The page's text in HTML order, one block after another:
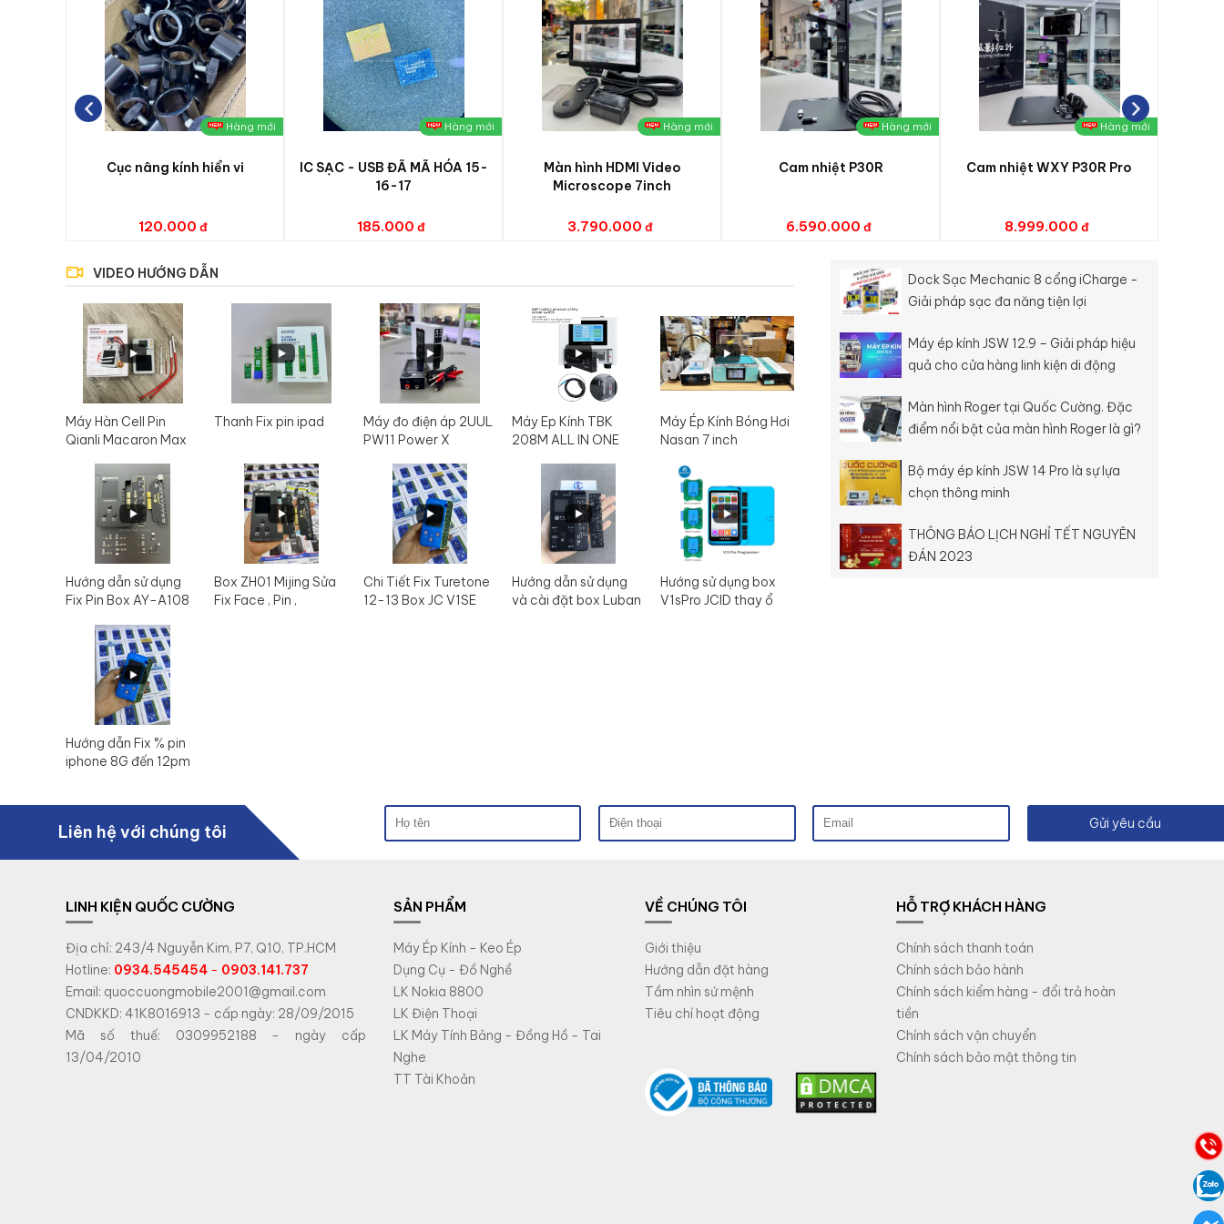
09H00 ĐẾN 14H00 NGÀY CHỦ NHẬT
THỜI GIAN BẢO HÀNH TỪ 12H00 CÁC NGÀY TRONG TUẦN TRỪ CÁC NGÀY NGHỈ VÀ NGÀY LỄ
Quốc Cường Mobile hi vọng rằng sẽ giúp quý cửa hàng giảm được nhiều chi phí tiết kiệm thời gian và tiền bạc đê Quốc Cường và quý cửa hàng hợp tác dài lâu và phát
triển hơn !
Hàng mới
Cục nâng kính hiển vi
120.000
Hàng mới
IC SẠC - USB ĐÃ MÃ HÓA 15-
16-17
185.000
Hàng mới
Màn hình HDMI Video
Microscope 7inch
3.790.000
Hàng mới
Cam nhiệt P30R
6.590.000
Hàng mới
Cam nhiệt WXY P30R Pro
8.999.000
VIDEO HƯỚNG DẪN
Máy Hàn Cell Pin
Qianli Macaron Max
Thanh Fix pin ipad
Máy đo điện áp 2UUL
PW11 Power X
Máy Ep Kính TBK
208M ALL IN ONE
Máy Ép Kính Bóng Hơi
Nasan 7 inch
Hướng dẫn sử dụng
Fix Pin Box AY-A108
nhất 2023
Box ZH01 Mijing Sửa
Fix Face , Pin ,
Chi Tiết Fix Turetone
12-13 Box JC V1SE
Hướng dẫn sử dụng
và cài đặt box Luban
Hướng sử dụng box
V1sPro JCID thay ổ
Hướng dẫn Fix % pin
iphone 8G đến 12pm
Dock Sạc Mechanic 8 cổng iCharge -
Giải pháp sạc đa năng tiện lợi
Máy ép kính JSW 12.9 – Giải pháp hiệu
quả cho cửa hàng linh kiện di động
Màn hình Roger tại Quốc Cường. Đặc
điểm nổi bật của màn hình Roger là gì?
Bộ máy ép kính JSW 14 Pro là sự lựa
chọn thông minh
THÔNG BÁO LỊCH NGHỈ TẾT NGUYÊN
ĐÁN 2023
Liên hệ với chúng tôi Gửi yêu cầu
LINH KIỆN QUỐC CƯỜNG
Địa chỉ: 243/4 Nguyễn Kim, P7, Q10, TP.HCM
Hotline: 0934.545454 - 0903.141.737
Email: quoccuongmobile2001@gmail.com
CNDKKD: 41K8016913 - cấp ngày: 28/09/2015
Mã số thuế: 0309952188 - ngày cấp
13/04/2010
SẢN PHẨM
Máy Ép Kính - Keo Ép
Dụng Cụ - Đồ Nghề
LK Nokia 8800
LK Điện Thoại
LK Máy Tính Bảng - Đồng Hồ - Tai
Nghe
TT Tài Khoản
VỀ CHÚNG TÔI
Giới thiệu
Hướng dẫn đặt hàng
Tầm nhìn sứ mệnh
Tiêu chí hoạt động
HỖ TRỢ KHÁCH HÀNG
Chính sách thanh toán
Chính sách bảo hành
Chính sách kiểm hàng - đổi trả hoàn
tiền
Chính sách vận chuyển
Chính sách bảo mật thông tin